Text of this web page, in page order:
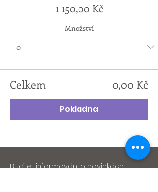
1 150,00 Kč
Množství
Celkem 0,00 Kč
Pokladna
Buďte informováni o novinkách